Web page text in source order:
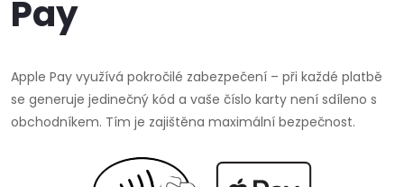
Pay
Apple Pay využívá pokročilé zabezpečení – při každé platbě
se generuje jedinečný kód a vaše číslo karty není sdíleno s
obchodníkem. Tím je zajištěna maximální bezpečnost.